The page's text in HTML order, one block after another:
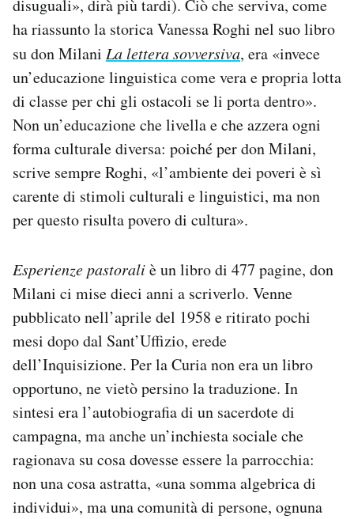
disuguali», dirà più tardi). Ciò che serviva, come
ha riassunto la storica Vanessa Roghi nel suo libro
su don Milani La lettera sovversiva, era «invece
un’educazione linguistica come vera e propria lotta
di classe per chi gli ostacoli se li porta dentro».
Non un’educazione che livella e che azzera ogni
forma culturale diversa: poiché per don Milani,
scrive sempre Roghi, «l’ambiente dei poveri è sì
carente di stimoli culturali e linguistici, ma non
per questo risulta povero di cultura».
Esperienze pastoraliè un libro di 477 pagine, don
Milani ci mise dieci anni a scriverlo. Venne
pubblicato nell’aprile del 1958 e ritirato pochi
mesi dopo dal Sant’Uffizio, erede
dell’Inquisizione. Per la Curia non era un libro
opportuno, ne vietò persino la traduzione. In
sintesi era l’autobiografia di un sacerdote di
campagna, ma anche un’inchiesta sociale che
ragionava su cosa dovesse essere la parrocchia:
non una cosa astratta, «una somma algebrica di
individui», ma una comunità di persone, ognuna